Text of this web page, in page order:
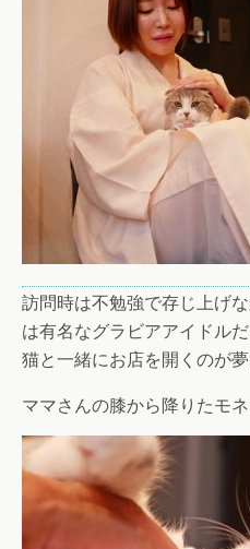
訪問時は不勉強で存じ上げ
は有名なグラビアアイドルだ
猫と一緒にお店を開くのが夢
ママさんの膝から降りたモ